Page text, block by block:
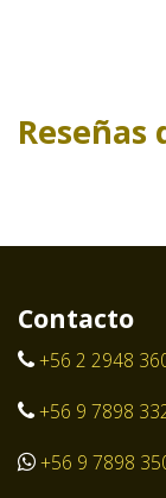
Reseñas
Contacto
+56 2 2948
+56 9 7898
+56 9 7898